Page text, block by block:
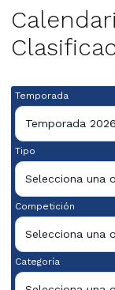
Temporada
Temporada
Tipo
Selecciona una
Competición
Selecciona una
Categoría